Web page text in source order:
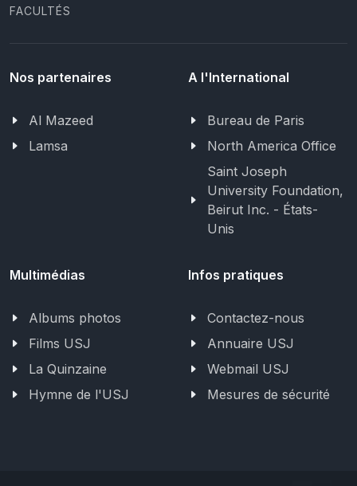
FACULTÉS
Nos partenaires
Al Mazeed
Lamsa
A l'International
Bureau de Paris
North America Office
Saint Joseph
University Foundation,
Beirut Inc. - États-
Unis
Multimédias
Albums photos
Films USJ
La Quinzaine
Hymne de l'USJ
Infos pratiques
Contactez-nous
Annuaire USJ
Webmail USJ
Mesures de sécurité